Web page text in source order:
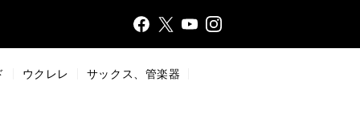
FaceX
YouTInsta
ウクレレ
サックス、管楽器